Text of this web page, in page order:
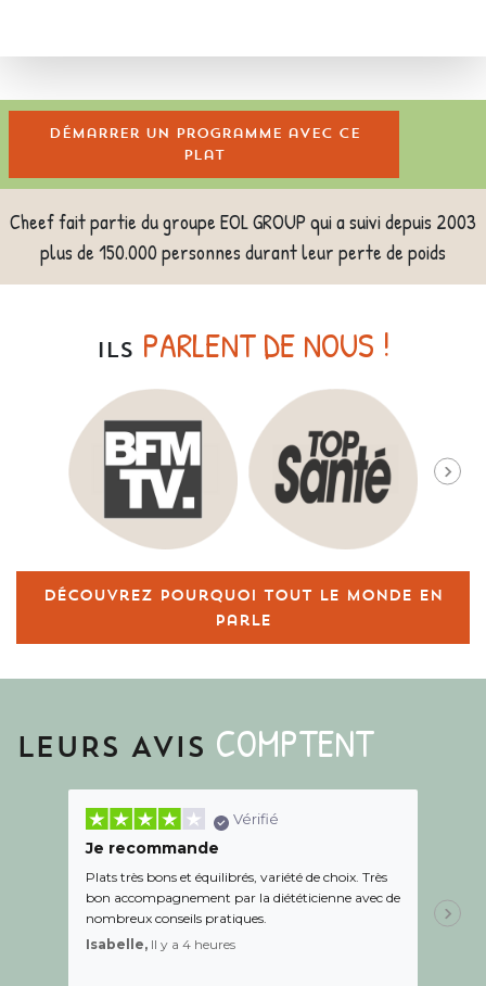
Démarrer un programme avec ce
plat
Cheef fait partie du groupe EOL GROUP qui a suivi depuis 2003
plus de 150.000 personnes durant leur perte de poids
ILS PARLENT DE NOUS !
Découvrez pourquoi tout le monde en
parle
LEURS AVIS COMPTENT
Vérifié
Je recommande
Plats très bons et équilibrés, variété de choix. Très
bon accompagnement par la diététicienne avec de
nombreux conseils pratiques.
Isabelle, Il y a 4 heures
de l
aidé